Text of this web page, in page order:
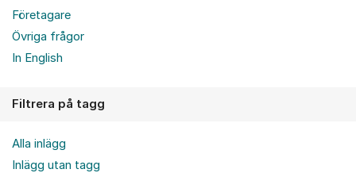
Företagare
Övriga frågor
In English
Filtrera på tagg
Alla inlägg
Inlägg utan tagg